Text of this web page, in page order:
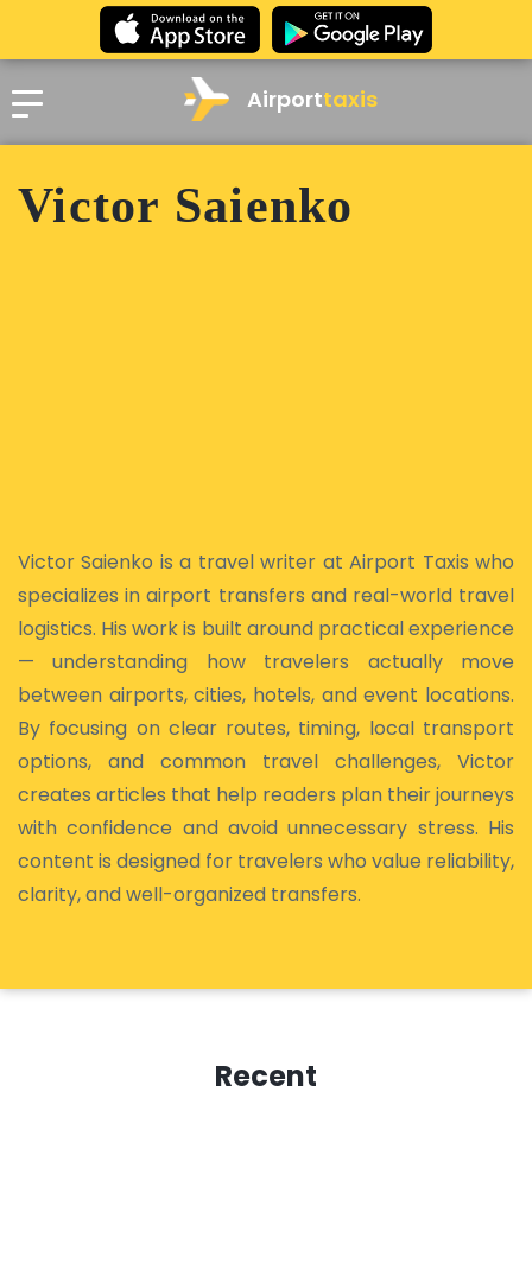
Airporttaxis
Victor Saienko
Victor Saienko is a travel writer at Airport Taxis who
specializes in airport transfers and real-world travel
logistics. His work is built around practical experience
— understanding how travelers actually move
between airports, cities, hotels, and event locations.
By focusing on clear routes, timing, local transport
options, and common travel challenges, Victor
creates articles that help readers plan their journeys
with confidence and avoid unnecessary stress. His
content is designed for travelers who value reliability,
clarity, and well-organized transfers.
Recent